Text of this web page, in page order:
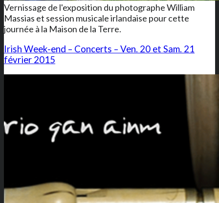
Vernissage de l'exposition du photographe William
Massias et session musicale irlandaise pour cette
journée à la Maison de la Terre.
Irish Week-end – Concerts – Ven. 20 et Sam. 21
février 2015